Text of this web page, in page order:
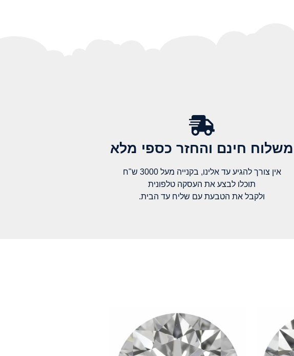
משלוח חינם והחזר כספי מלא​
אין צורך להגיע עד אלינו, בקנייה מעל 3000 ש"ח
תוכלו לבצע את העסקה טלפונית
ולקבל את הטבעת עם שליח עד הבית.